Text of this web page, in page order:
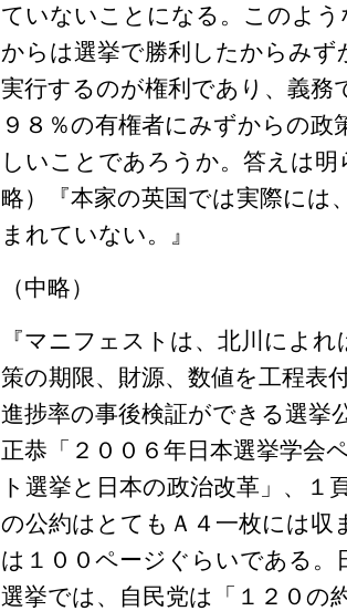
ていないことになる。このよ
からは選挙で勝利したからみ
実行するのが権利であり、義務
９８％の有権者にみずからの政
しいことであろうか。答えは
略）『本家の英国では実際には
まれていない。』
（中略）
『マニフェストは、北川によ
策の期限、財源、数値を工程表
進捗率の事後検証ができる選挙
正恭「２００６年日本選挙学会
ト選挙と日本の政治改革」、１
の公約はとてもＡ４一枚には収
は１００ページぐらいである。
選挙では、自民党は「１２０の